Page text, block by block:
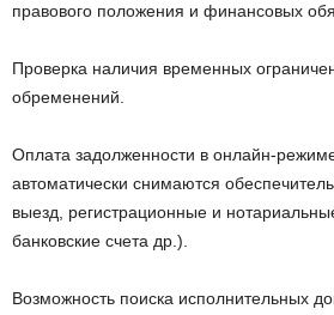
правового положения и финансовых
Проверка наличия временных
обременений.
Оплата задолженности в онлайн-
автоматически снимаются
выезд, регистрационные и
банковские счета др.).
Возможность поиска исполнительных